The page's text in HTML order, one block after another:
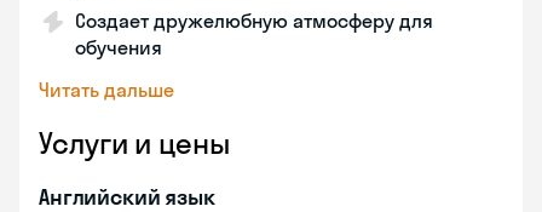
Создает дружелюбную атмосферу для
обучения
Читать дальше
Услуги и цены
Английский язык